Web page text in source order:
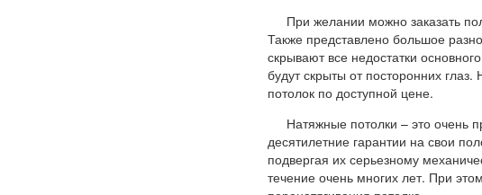
При желании можно заказать
Также представлено большое
скрывают все недостатки
будут скрыты от посторонних
потолок по доступной цене.
Натяжные потолки – это очень
десятилетние гарантии на свои
подвергая их серьезному
течение очень многих лет. При